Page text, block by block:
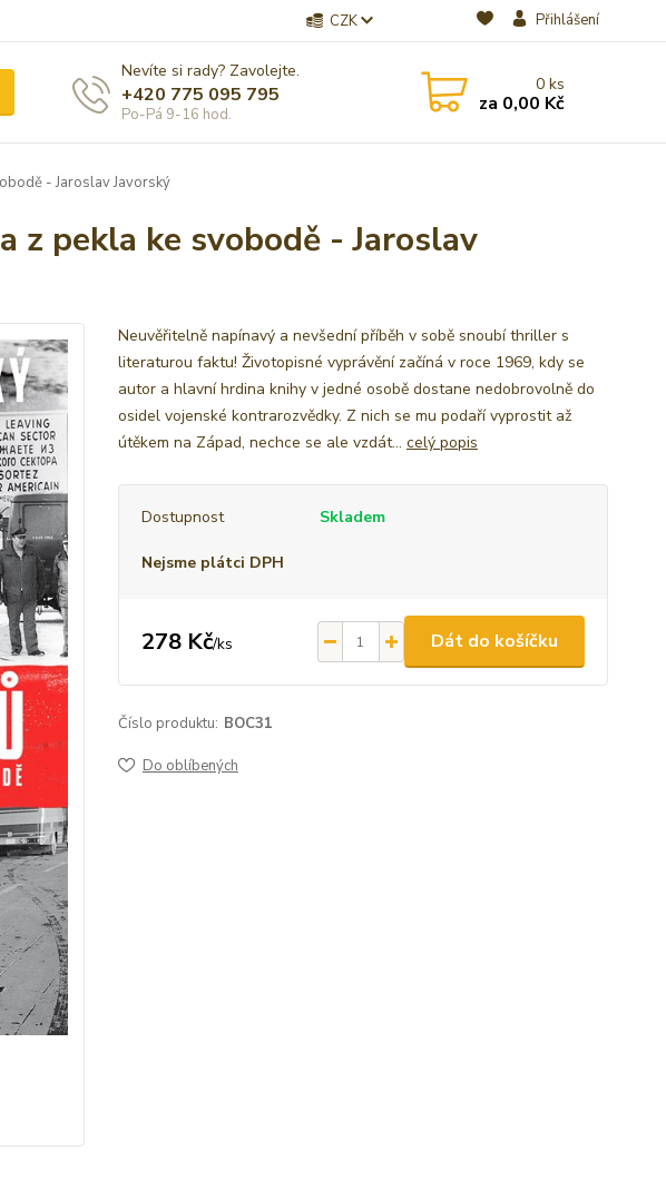
CZK Přihlášení
Nevíte si rady? Zavolejte.
+420 775 095 795
Po-Pá 9-16 hod.
0ks
za 0,00 Kč
- Jaroslav Javorský
z pekla ke svobodě - Jaroslav
Neuvěřitelně napínavý a nevšední příběh v sobě snoubí thriller s
literaturou faktu! Životopisné vyprávění začíná v roce 1969, kdy se
autor a hlavní hrdina knihy v jedné osobě dostane nedobrovolně do
osidel vojenské kontrarozvědky. Z nich se mu podaří vyprostit až
útěkem na Západ, nechce se ale vzdát... celý popis
Dostupnost Skladem
Nejsme plátci DPH
278 Kč/ks Dát do košíčku
Číslo produktu: BOC31
Do oblíbených